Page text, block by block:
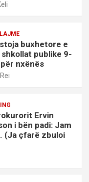
LAJME
buxhetore e
publike 9-
nxënës
Rei
Ervin
i bën padi: Jam
(Ja çfarë zbuloi